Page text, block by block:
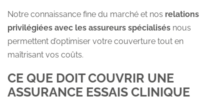
Notre connaissance fine du marché et nos relations
privilégiées avec les assureurs spécialisésnous
permettent d’optimiser votre couverture tout en
maîtrisant vos coûts.
CE QUE DOIT COUVRIR UNE
ASSURANCE ESSAIS CLINIQUE